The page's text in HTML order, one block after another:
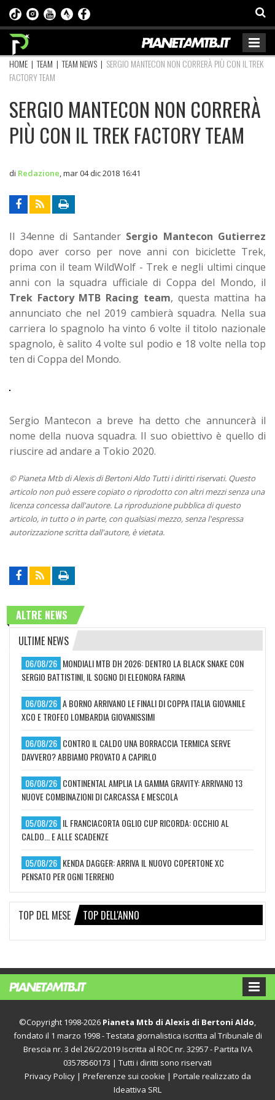
HOME |TEAM |TEAM NEWS | SERGIO MANTECON NON CORRERÀ PIÙ CON IL TREK
FACTORY TEAM
SERGIO MANTECON NON CORRERÀ
PIÙ CON IL TREK FACTORY TEAM
di Redazione mar 04 dic 2018 16:41
Il 34enne di Santander Sergio Mantecon Gutierrez
dopo aver corso per nove anni con biciclette Trek,
prima con il team WildWolf - Trek e negli ultimi cinque
anni con la squadra ufficiale di Coppa del Mondo, il
Trek Factory MTB Racing team, questa mattina ha
annunciato che nel 2019 cambierà squadra. Nella sua
carriera lo spagnolo ha vinto 6 volte il titolo nazionale
spagnolo, è salito 4 volte sul podio e 18 volte nella top
ten di Coppa del Mondo.
Sergio Mantecon a breve ha detto che annuncerà il
nome della nuova squadra. Il suo obiettivo è quello di
riuscire ad andare a Tokio 2020.
© Pianeta Mtb di Alexis di Bertoni Aldo Tutti i diritti riservati. Questo
articolo non può essere copiato o riprodotto con altri mezzi senza una
licenza concessa dall'autore. La riproduzione pubblica di questo
articolo, in tutto o in parte, con qualsiasi mezzo, senza l'espressa
autorizzazione scritta dall'autore, è vietata.
ALTRE NEWS
ULTIME NEWS
06/08/26 MONDIALI MTB DH 2026: DENTRO LA BLACK SNAKE CON
SERGIO BATTISTINI, IL SOGNO DI ELEONORA FARINA
06/08/26 A BORNO ARRIVANO LE FINALI DI COPPA ITALIA GIOVANILE
XCO E TROFEO LOMBARDIA GIOVANISSIMI
06/08/26 CONTRO IL CALDO UNA BORRACCIA TERMICA SERVE
DAVVERO? ABBIAMO PROVATO A CAPIRLO
06/08/26 CONTINENTAL AMPLIA LA GAMMA GRAVITY: ARRIVANO 13
NUOVE COMBINAZIONI DI CARCASSA E MESCOLA
05/08/26 IL FRANCIACORTA OGLIO CUP RICORDA: OCCHIO AL
CALDO... E ALLE SCADENZE
05/08/26 KENDA DAGGER: ARRIVA IL NUOVO COPERTONE XC
PENSATO PER OGNI TERRENO
TOP DEL MESE TOP DELL'ANNO
©Copyright 1998-2026 Pianeta Mtb di Alexis di Bertoni Aldo
fondato il 1 marzo 1998 - Testata giornalistica iscritta al Tribunale di
Brescia nr. 3 del 26/2/2019 Iscritta al ROC nr. 32957 - Partita IVA
03578560173 | Tutti i diritti sono riservati
Privacy Policy| Preferenze sui cookie | Portale realizzato da
Ideattiva SRL